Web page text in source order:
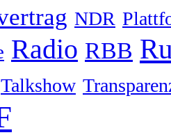
NDR
Radio RBB
Talkshow